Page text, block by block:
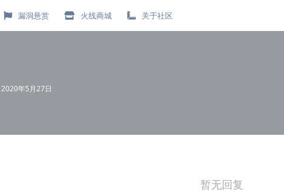
漏洞悬赏 火线商城 关于社区
2020年5月27日
暂无回复